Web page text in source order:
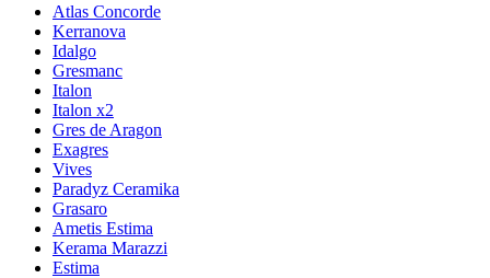
Atlas Concorde
Kerranova
Idalgo
Gresmanc
Italon
Italon x2
Gres de Aragon
Exagres
Vives
Paradyz Ceramika
Grasaro
Ametis Estima
Kerama Marazzi
Estima